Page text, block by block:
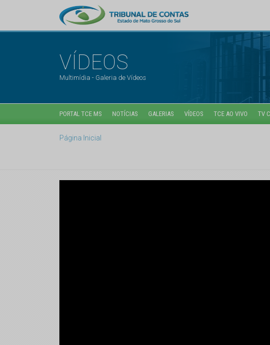
VÍDEOS
Multimídia - Galeria de Vídeos
PORTAL TCE MS NOTÍCIAS GALERIAS VÍDEOS TCE AO VIVO TV
Página Inicial